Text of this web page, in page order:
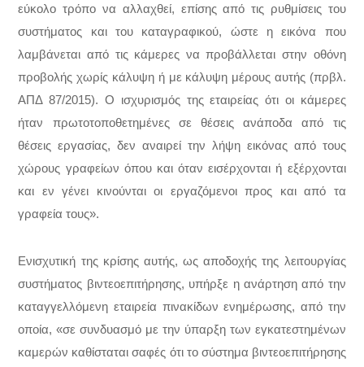
εύκολο τρόπο να αλλαχθεί, επίσης από τις ρυθμίσεις του
συστήματος και του καταγραφικού, ώστε η εικόνα που
λαμβάνεται από τις κάμερες να προβάλλεται στην οθόνη
προβολής χωρίς κάλυψη ή με κάλυψη μέρους αυτής (πρβλ.
ΑΠΔ 87/2015). Ο ισχυρισμός της εταιρείας ότι οι κάμερες
ήταν πρωτοτοποθετημένες σε θέσεις ανάποδα από τις
θέσεις εργασίας, δεν αναιρεί την λήψη εικόνας από τους
χώρους γραφείων όπου και όταν εισέρχονται ή εξέρχονται
και εν γένει κινούνται οι εργαζόμενοι προς και από τα
γραφεία τους».
Ενισχυτική της κρίσης αυτής, ως αποδοχής της λειτουργίας
συστήματος βιντεοεπιτήρησης, υπήρξε η ανάρτηση από την
καταγγελλόμενη εταιρεία πινακίδων ενημέρωσης, από την
οποία, «σε συνδυασμό με την ύπαρξη των εγκατεστημένων
καμερών καθίσταται σαφές ότι το σύστημα βιντεοεπιτήρησης